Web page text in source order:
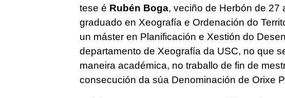
tese é Rubén Boga, veciño de Herbón de 27
graduado en Xeografía e Ordenación do
un máster en Planificación e Xestión do
departamento de Xeografía da USC, no que
maneira académica, no traballo de fin de
consecución da súa Denominación de Orixe